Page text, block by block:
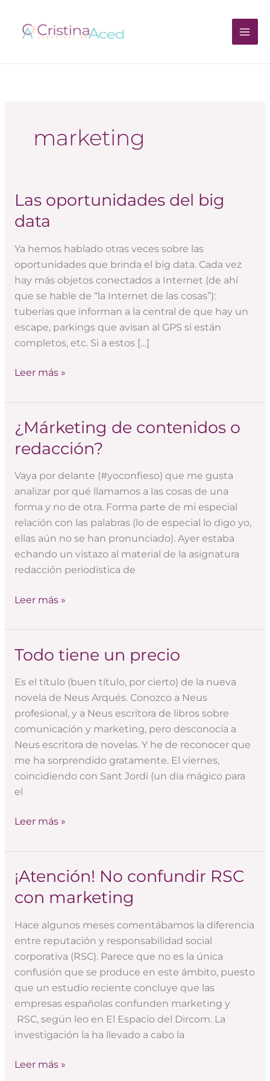
contenido
marketing
Las oportunidades del big
data
Ya hemos hablado otras veces sobre las
oportunidades que brinda el big data. Cada vez
hay más objetos conectados a Internet (de ahí
que se hable de “la Internet de las cosas”):
tuberías que informan a la central de que hay un
escape, parkings que avisan al GPS si están
completos, etc. Si a estos […]
Las
oportunidades
del
big
Leer más »
¿Márketing de contenidos o
redacción?
Vaya por delante (#yoconfieso) que me gusta
analizar por qué llamamos a las cosas de una
forma y no de otra. Forma parte de mi especial
relación con las palabras (lo de especial lo digo yo,
ellas aún no se han pronunciado). Ayer estaba
echando un vistazo al material de la asignatura
redacción periodística de
¿Márketing
de
contenidos
o
redacción?
Leer más »
Todo tiene un precio
Es el título (buen título, por cierto) de la nueva
novela de Neus Arqués. Conozco a Neus
profesional, y a Neus escritora de libros sobre
comunicación y marketing, pero desconocía a
Neus escritora de novelas. Y he de reconocer que
me ha sorprendido gratamente. El viernes,
coincidiendo con Sant Jordi (un día mágico para
el
Todo
un
precio
Leer más »
¡Atención! No confundir RSC
con marketing
Hace algunos meses comentábamos la diferencia
entre reputación y responsabilidad social
corporativa (RSC). Parece que no es la única
confusión que se produce en este ámbito, puesto
que un estudio reciente concluye que las
empresas españolas confunden marketing y
RSC, según leo en El Espacio del Dircom. La
investigación la ha llevado a cabo la
¡Atención!
No
confundir
RSC
con
marketing
Leer más »